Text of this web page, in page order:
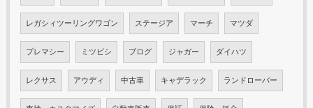
レガシィツーリングワゴン ステージア マーチ マツダ
プレマシー ミツビシ ブログ ジャガー ダイハツ
レクサス アウディ 中古車 キャデラック ランドローバー